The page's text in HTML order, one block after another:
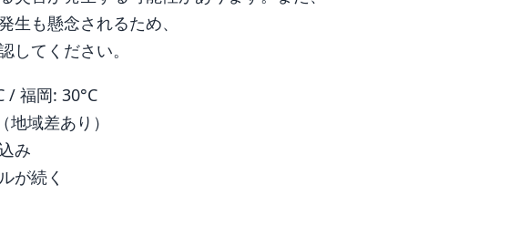
生も懸念されるため、
してください。
/ 福岡: 30°C
域差あり）
み
が続く